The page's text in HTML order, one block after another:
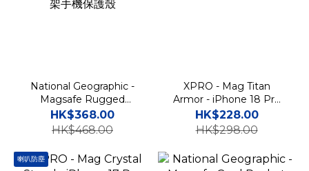
National Geographic -
Magsafe Rugged
Explorer - iPhone 17 Pro
Max Case 高度防撞磁吸支
架手機保護殼
HK$368.00
HK$468.00
XPRO - Mag Titan
Armor - iPhone 18 Pro
Max Case 高度防撞磁吸支
架手機保護殼
HK$228.00
HK$298.00
喇叭防塵